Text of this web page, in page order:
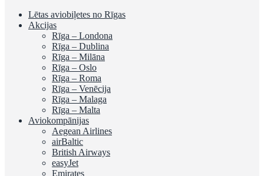
Lētas aviobiļetes no Rīgas
Akcijas
Rīga – Londona
Rīga – Dublina
Rīga – Milāna
Rīga – Oslo
Rīga – Roma
Rīga – Venēcija
Rīga – Malaga
Rīga – Malta
Aviokompānijas
Aegean Airlines
airBaltic
British Airways
easyJet
Emirates